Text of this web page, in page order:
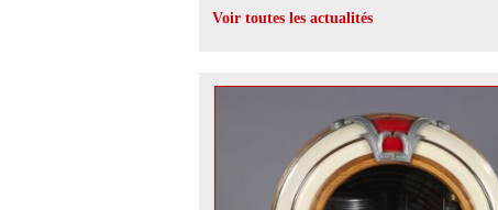
Voir toutes les actualités